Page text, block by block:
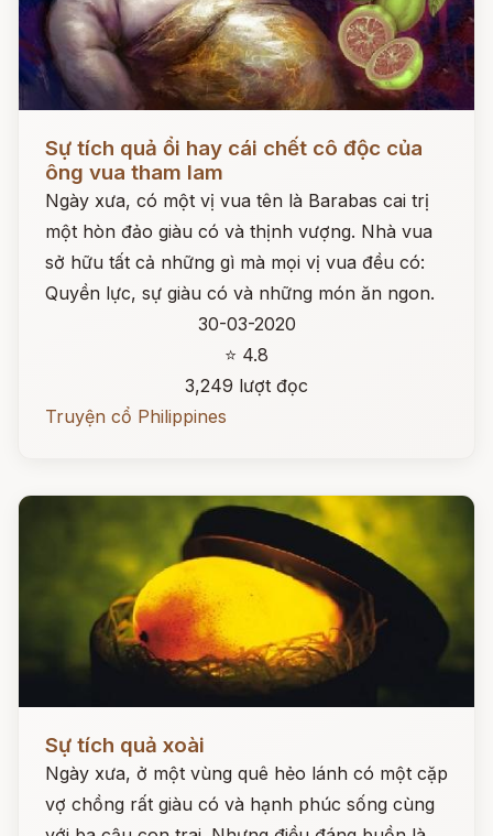
Sự tích quả ổi hay cái chết cô độc của
ông vua tham lam
Ngày xưa, có một vị vua tên là Barabas cai trị
một hòn đảo giàu có và thịnh vượng. Nhà vua
sở hữu tất cả những gì mà mọi vị vua đều có:
Quyền lực, sự giàu có và những món ăn ngon.
30-03-2020
⭐ 4.8
3,249 lượt đọc
Truyện cổ Philippines
Sự tích quả xoài
Ngày xưa, ở một vùng quê hẻo lánh có một cặp
vợ chồng rất giàu có và hạnh phúc sống cùng